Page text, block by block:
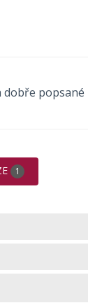
dobře popsané
1